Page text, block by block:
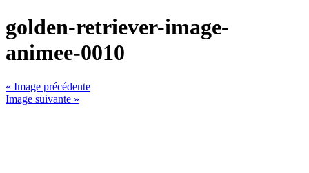
golden-retriever-image-
animee-0010
« Image précédente
Image suivante »